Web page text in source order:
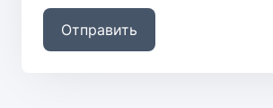
Отправить